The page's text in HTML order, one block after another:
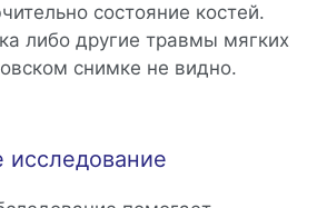
состояние костей.
либо другие травмы мягких
снимке не видно.
исследование